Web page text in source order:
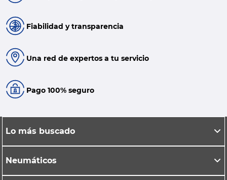
Fiabilidad y transparencia
Una red de expertos a tu servicio
Pago 100% seguro
Lo más buscado
Neumáticos